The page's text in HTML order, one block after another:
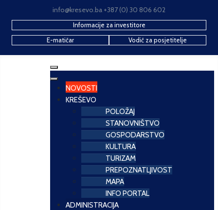
info@kresevo.ba +387 (0) 30 806 602
Informacije za investitore
E-matičar
Vodič za posjetitelje
NOVOSTI
KREŠEVO
POLOŽAJ
STANOVNIŠTVO
GOSPODARSTVO
KULTURA
TURIZAM
PREPOZNATLJIVOST
MAPA
INFO PORTAL
ADMINISTRACIJA